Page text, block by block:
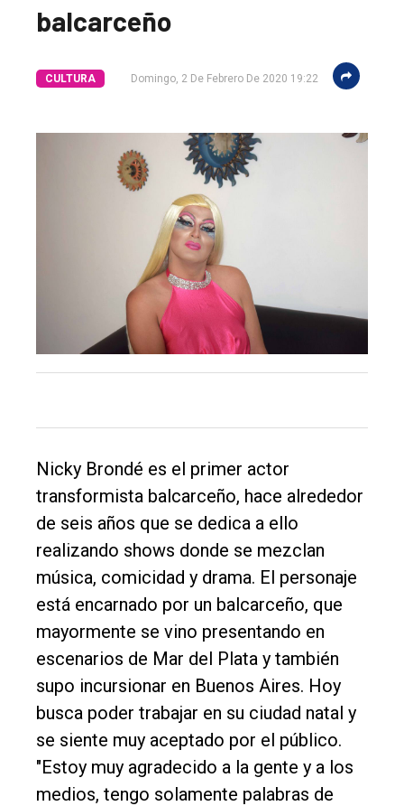
balcarceño
CULTURA Domingo, 2 De Febrero De 2020 19:22
Nicky Brondé es el primer actor
transformista balcarceño, hace alrededor
de seis años que se dedica a ello
realizando shows donde se mezclan
música, comicidad y drama. El personaje
está encarnado por un balcarceño, que
mayormente se vino presentando en
escenarios de Mar del Plata y también
supo incursionar en Buenos Aires. Hoy
busca poder trabajar en su ciudad natal y
se siente muy aceptado por el público.
"Estoy muy agradecido a la gente y a los
medios, tengo solamente palabras de